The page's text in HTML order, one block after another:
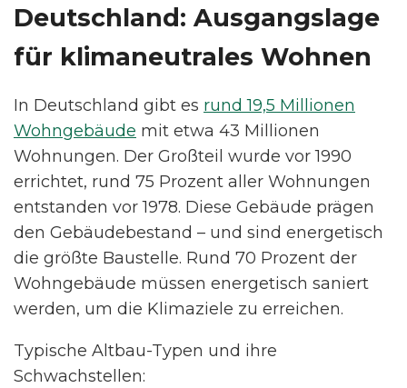
Deutschland: Ausgangslage
für klimaneutrales Wohnen
In Deutschland gibt es rund 19,5 Millionen
Wohngebäude mit etwa 43 Millionen
Wohnungen. Der Großteil wurde vor 1990
errichtet, rund 75 Prozent aller Wohnungen
entstanden vor 1978. Diese Gebäude prägen
den Gebäudebestand – und sind energetisch
die größte Baustelle. Rund 70 Prozent der
Wohngebäude müssen energetisch saniert
werden, um die Klimaziele zu erreichen.
Typische Altbau-Typen und ihre
Schwachstellen: